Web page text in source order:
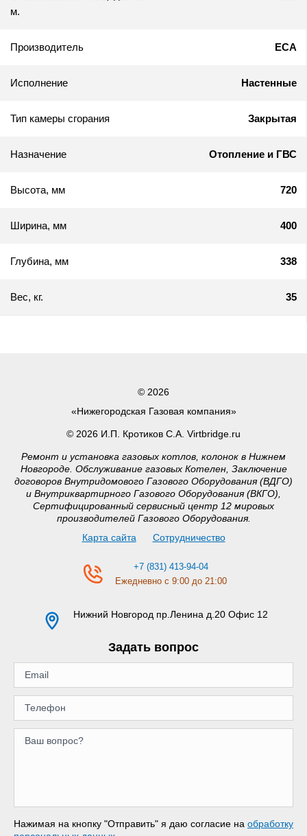
м.
Производитель ECA
Исполнение Настенные
Тип камеры сгорания Закрытая
Назначение Отопление и ГВС
Высота, мм 720
Ширина, мм 400
Глубина, мм 338
Вес, кг. 35
© 2026
«Нижегородская Газовая компания»
© 2026 И.П. Кротиков С.А. Virtbridge.ru
Ремонт и установка газовых котлов, колонок в Нижнем
Новгороде. Обслуживание газовых Котелен, Заключение
договоров Внутридомового Газового Оборудования (ВДГО)
и Внутриквартирного Газового Оборудования (ВКГО),
Сертифицированный сервисный центр 12 мировых
производителей Газового Оборудования.
Карта сайта
Сотрудничество
+7 (831) 413-94-04
Ежедневно с 9:00 до 21:00
Нижний Новгород пр.Ленина д.20 Офис 12
Задать вопрос
Нажимая на кнопку "Отправить" я даю согласие на обработку